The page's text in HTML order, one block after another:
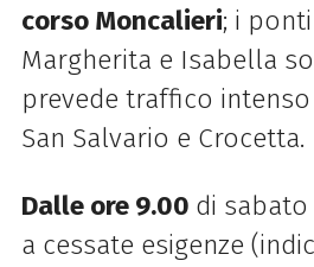
corso Moncalieri; i
Margherita e Isabella
prevede traffico
San Salvario e Crocetta.
Dalle ore 9.00 di
a cessate esigenze